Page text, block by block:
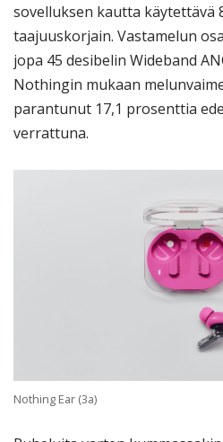
sovelluksen kautta käytettävä
taajuuskorjain. Vastamelun
jopa 45 desibelin Wideband
Nothingin mukaan
parantunut 17,1 prosenttia
verrattuna.
Nothing Ear (3a)